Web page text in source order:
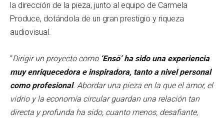
la dirección de la pieza, junto al equipo de Carmela
Produce, dotándola de un gran prestigio y riqueza
audiovisual.
“Dirigir un proyecto como ‘Ensō’ ha sido una experiencia
muy enriquecedora e inspiradora, tanto a nivel personal
como profesional. Abordar una pieza en la que el amor, el
vidrio y la economía circular guardan una relación tan
directa y profunda ha sido, cuanto menos, desafiante,